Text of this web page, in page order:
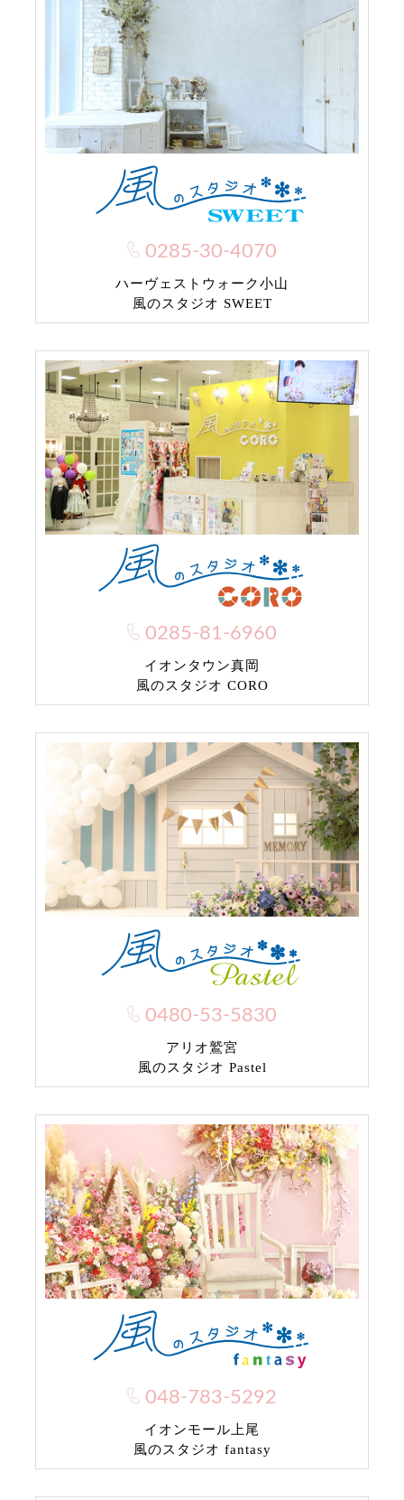
0285-30-4070
ハーヴェストウォーク小山
風のスタジオ SWEET
0285-81-6960
イオンタウン真岡
風のスタジオ CORO
0480-53-5830
アリオ鷲宮
風のスタジオ Pastel
048-783-5292
イオンモール上尾
風のスタジオ fantasy